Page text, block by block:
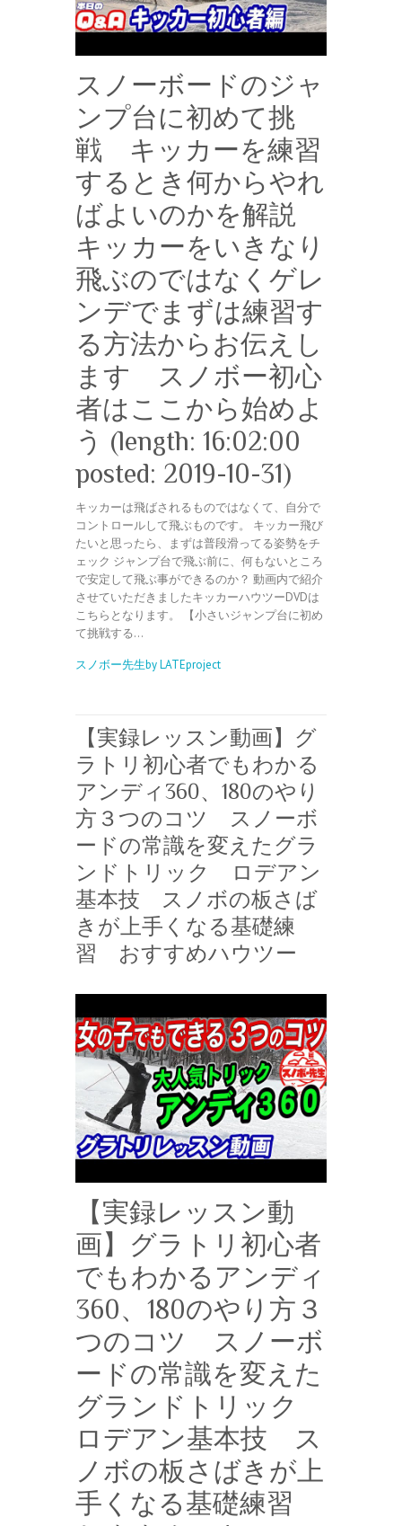
スノーボードのジャ
ンプ台に初めて挑
戦 キッカーを練習
するとき何からやれ
ばよいのかを解説
キッカーをいきなり
飛ぶのではなくゲレ
ンデでまずは練習す
る方法からお伝えし
ます スノボー初心
者はここから始めよ
う (length: 16:02:00
posted: 2019-10-31)
キッカーは飛ばされるものではなくて、自分で
コントロールして飛ぶものです。 キッカー飛び
たいと思ったら、まずは普段滑ってる姿勢をチ
ェック ジャンプ台で飛ぶ前に、何もないところ
で安定して飛ぶ事ができるのか？ 動画内で紹介
させていただきましたキッカーハウツーDVDは
こちらとなります。 【小さいジャンプ台に初め
て挑戦する…
スノボー先生by LATEproject
【実録レッスン動画】グ
ラトリ初心者でもわかる
アンディ360、180のやり
方３つのコツ スノーボ
ードの常識を変えたグラ
ンドトリック ロデアン
基本技 スノボの板さば
きが上手くなる基礎練
習 おすすめハウツー
【実録レッスン動
画】グラトリ初心者
でもわかるアンディ
360、180のやり方３
つのコツ スノーボ
ードの常識を変えた
グランドトリック
ロデアン基本技 ス
ノボの板さばきが上
手くなる基礎練習